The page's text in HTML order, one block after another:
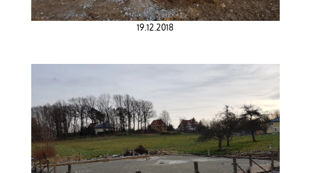
19.12.2018